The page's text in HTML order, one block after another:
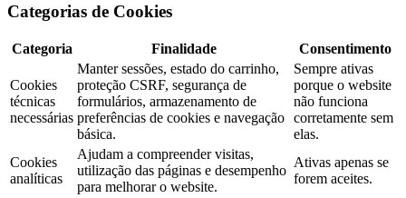
Categorias de Cookies
Categoria Finalidade Consentimento
Cookies
técnicas
necessárias
Manter sessões, estado do carrinho,
proteção CSRF, segurança de
formulários, armazenamento de
preferências de cookies e navegação
básica.
Sempre ativas
porque o website
não funciona
corretamente sem
elas.
Cookies
analíticas
Ajudam a compreender visitas,
utilização das páginas e desempenho
para melhorar o website.
Ativas apenas se
forem aceites.